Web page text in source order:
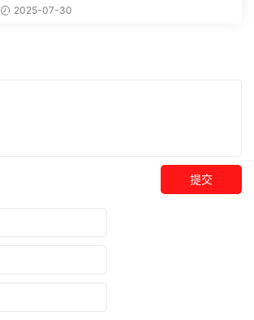
注，精彩模板每天推送预览结束，本文...
2025-07-30
提交